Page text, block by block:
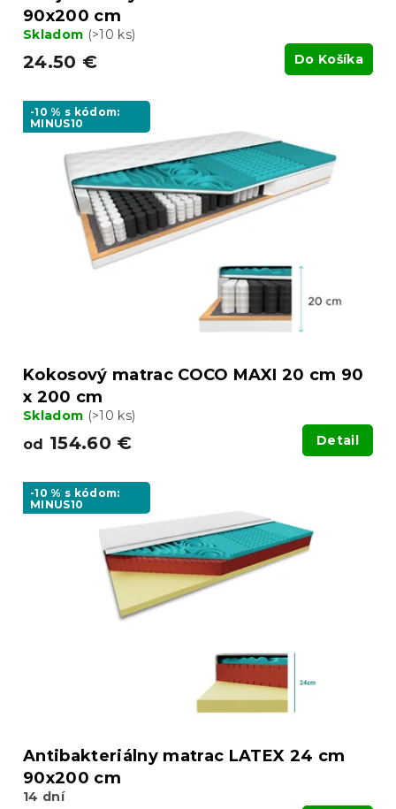
90x200 cm
Skladom (>10 ks)
24.50 € Do Košíka
-10 % s kódom:
MINUS10
Kokosový matrac COCO MAXI 20 cm 90
x 200 cm
Skladom (>10 ks)
od 154.60 € Detail
-10 % s kódom:
MINUS10
Antibakteriálny matrac LATEX 24 cm
90x200 cm
14 dní